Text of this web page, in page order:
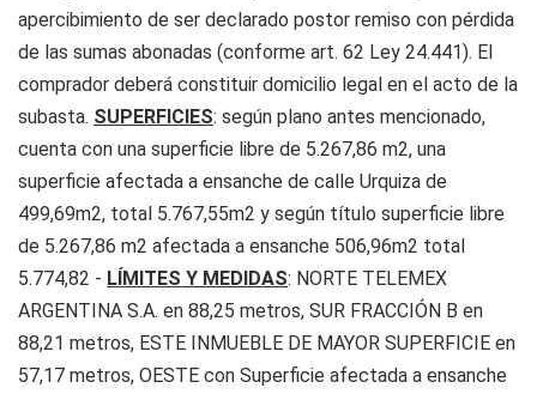
apercibimiento de ser declarado postor remiso con pérdida
de las sumas abonadas (conforme art. 62 Ley 24.441). El
comprador deberá constituir domicilio legal en el acto de la
subasta. SUPERFICIES: según plano antes mencionado,
cuenta con una superficie libre de 5.267,86 m2, una
superficie afectada a ensanche de calle Urquiza de
499,69m2, total 5.767,55m2 y según título superficie libre
de 5.267,86 m2 afectada a ensanche 506,96m2 total
5.774,82 - LÍMITES Y MEDIDAS: NORTE TELEMEX
ARGENTINA S.A. en 88,25 metros, SUR FRACCIÓN B en
88,21 metros, ESTE INMUEBLE DE MAYOR SUPERFICIE en
57,17 metros, OESTE con Superficie afectada a ensanche